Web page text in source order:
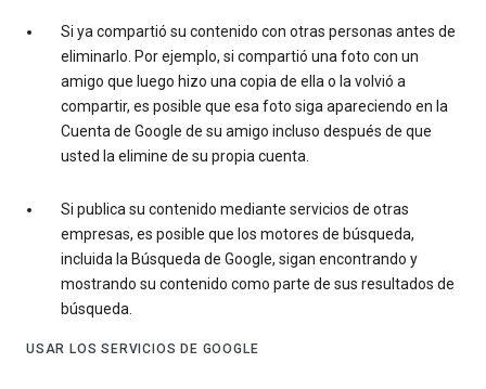
Si ya compartió su contenido con otras personas antes de
eliminarlo. Por ejemplo, si compartió una foto con un
amigo que luego hizo una copia de ella o la volvió a
compartir, es posible que esa foto siga apareciendo en la
Cuenta de Google de su amigo incluso después de que
usted la elimine de su propia cuenta.
Si publica su contenido mediante servicios de otras
empresas, es posible que los motores de búsqueda,
incluida la Búsqueda de Google, sigan encontrando y
mostrando su contenido como parte de sus resultados de
búsqueda.
USAR LOS SERVICIOS DE GOOGLE